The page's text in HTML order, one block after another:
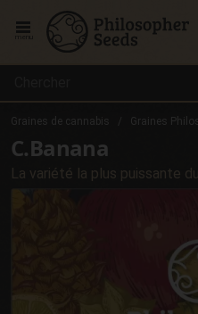
Graines de cannabis Graines
C.Banana
La variété la plus puissante